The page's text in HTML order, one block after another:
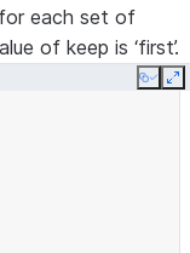
each set of
of keep is ‘first’.
Copy